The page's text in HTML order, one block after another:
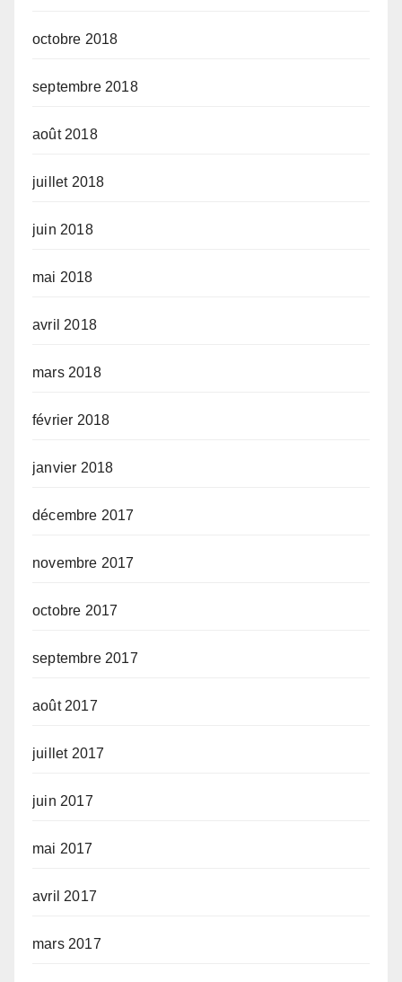
octobre 2018
septembre 2018
août 2018
juillet 2018
juin 2018
mai 2018
avril 2018
mars 2018
février 2018
janvier 2018
décembre 2017
novembre 2017
octobre 2017
septembre 2017
août 2017
juillet 2017
juin 2017
mai 2017
avril 2017
mars 2017